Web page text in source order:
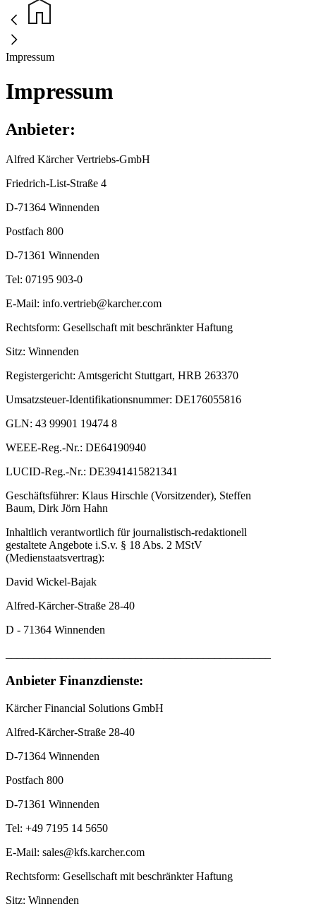
Impressum
Impressum
Anbieter:
Alfred Kärcher Vertriebs-GmbH
Friedrich-List-Straße 4
D-71364 Winnenden
Postfach 800
D-71361 Winnenden
Tel: 07195 903-0
E-Mail: info.vertrieb@karcher.com
Rechtsform: Gesellschaft mit beschränkter Haftung
Sitz: Winnenden
Registergericht: Amtsgericht Stuttgart, HRB 263370
Umsatzsteuer-Identifikationsnummer: DE176055816
GLN: 43 99901 19474 8
WEEE-Reg.-Nr.: DE64190940
LUCID-Reg.-Nr.: DE3941415821341
Geschäftsführer: Klaus Hirschle (Vorsitzender), Steffen
Baum, Dirk Jörn Hahn
Inhaltlich verantwortlich für journalistisch-redaktionell
gestaltete Angebote i.S.v. § 18 Abs. 2 MStV
(Medienstaatsvertrag):
David Wickel-Bajak
Alfred-Kärcher-Straße 28-40
D - 71364 Winnenden
Anbieter Finanzdienste:
Kärcher Financial Solutions GmbH
Alfred-Kärcher-Straße 28-40
D-71364 Winnenden
Postfach 800
D-71361 Winnenden
Tel: +49 7195 14 5650
E-Mail: sales@kfs.karcher.com
Rechtsform: Gesellschaft mit beschränkter Haftung
Sitz: Winnenden